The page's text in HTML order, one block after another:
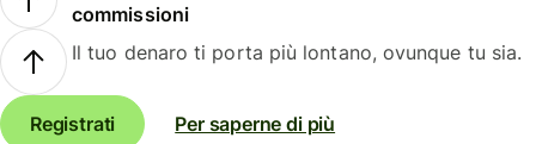
commissioni
Il tuo denaro ti porta più lontano, ovunque tu sia.
Registrati Per saperne di più